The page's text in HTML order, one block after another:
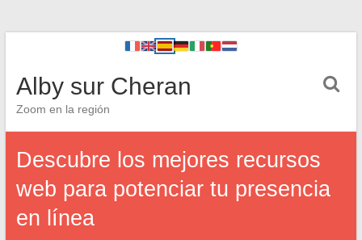
Alby sur Cheran
Zoom en la región
Descubre los mejores recursos
web para potenciar tu presencia
en línea